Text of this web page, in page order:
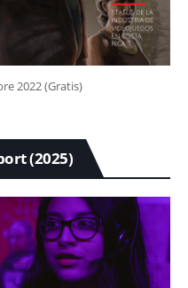
2022 (Gratis)
(2025)